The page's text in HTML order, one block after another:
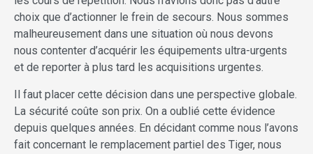
choix que d’actionner le frein de secours. Nous sommes
malheureusement dans une situation où nous devons
nous contenter d’acquérir les équipements ultra-urgents
et de reporter à plus tard les acquisitions urgentes.
Il faut placer cette décision dans une perspective globale.
La sécurité coûte son prix. On a oublié cette évidence
depuis quelques années. En décidant comme nous l’avons
fait concernant le remplacement partiel des Tiger, nous